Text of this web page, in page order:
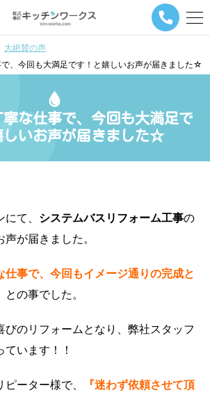
メ
ー
ナ
ボ
大絶賛の声
、今回も大満足です！と嬉しいお声が届きました☆
な仕事で、今回も大満足で
しいお声が届きました☆
て、 システムバスリフォーム工事の
が届きました。
仕事で、今回もイメージ通りの完成と
との事でした。
びのリフォームとなり、弊社スタッフ
います！！
ーター様で、
『迷わず依頼させて頂